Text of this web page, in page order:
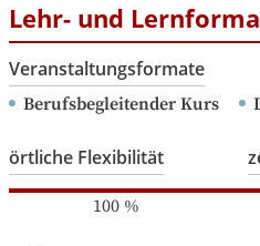
Lehr- und
Veranstaltungsformate
Berufsbegleitender Kurs
örtliche Flexibilität
100%